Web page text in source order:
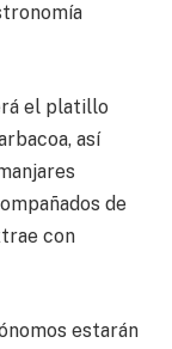
el platillo
así
de
con
estarán